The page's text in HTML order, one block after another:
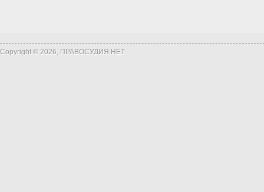
Copyright © 2026, ПРАВОСУДИЯ.НЕТ